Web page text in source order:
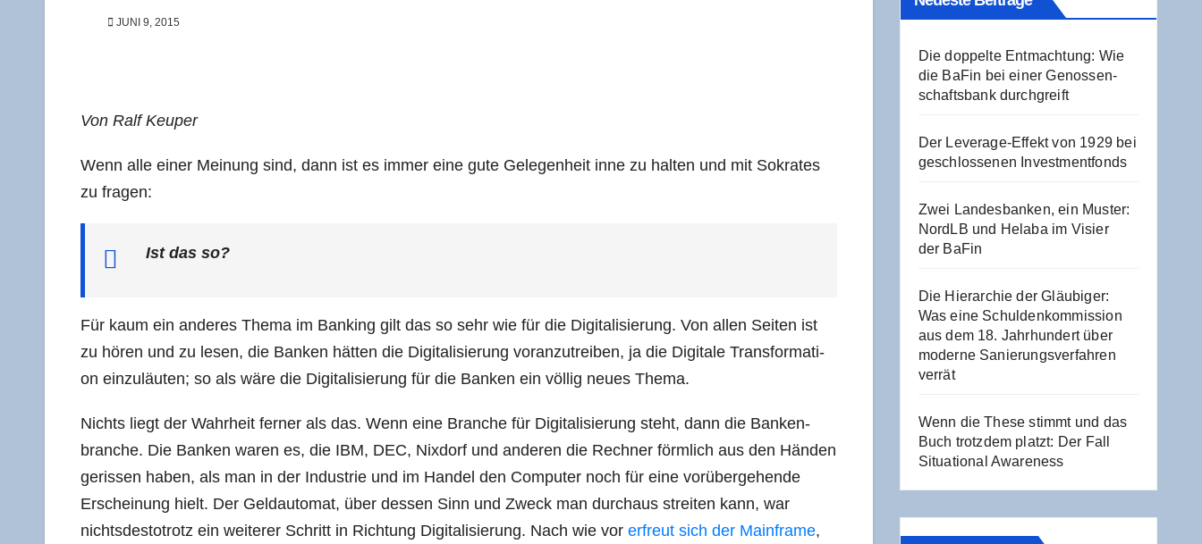
JUNI 9, 2015
Von Ralf Keuper
Wenn alle einer Mei­nung sind, dann ist es immer eine gute Gele­gen­heit inne zu hal­ten und mit Sokra­tes
zu fragen:
Ist das so?
Für kaum ein ande­res The­ma im Ban­king gilt das so sehr wie für die Digi­ta­li­sie­rung. Von allen Sei­ten ist
zu hören und zu lesen, die Ban­ken hät­ten die Digi­ta­li­sie­rung vor­an­zu­trei­ben, ja die Digi­ta­le Trans­for­ma­ti­
on ein­zu­läu­ten; so als wäre die Digi­ta­li­sie­rung für die Ban­ken ein völ­lig neu­es Thema.
Nichts liegt der Wahr­heit fer­ner als das. Wenn eine Bran­che für Digi­ta­li­sie­rung steht, dann die Ban­ken­
bran­che. Die Ban­ken waren es, die IBM, DEC, Nix­dorf und ande­ren die Rech­ner förm­lich aus den Hän­den
geris­sen haben, als man in der Indus­trie und im Han­del den Com­pu­ter noch für eine vor­über­ge­hen­de
Erschei­nung hielt. Der Geld­au­to­mat, über des­sen Sinn und Zweck man durch­aus strei­ten kann, war
nichts­des­to­trotz ein wei­te­rer Schritt in Rich­tung Digi­ta­li­sie­rung. Nach wie vor erfreut sich der Main­frame,
Die dop­pel­te Ent­mach­tung: Wie
die BaFin bei einer Genos­sen­
schafts­bank durchgreift
Der Levera­ge-Effekt von 1929 bei
geschlos­se­nen Investmentfonds
Zwei Lan­des­ban­ken, ein Mus­ter:
NordLB und Hela­ba im Visier
der BaFin
Die Hier­ar­chie der Gläu­bi­ger:
Was eine Schul­den­kom­mis­si­on
aus dem 18. Jahr­hun­dert über
moder­ne Sanie­rungs­ver­fah­ren
verrät
Wenn die The­se stimmt und das
Buch trotz­dem platzt: Der Fall
Situa­tio­nal Awareness